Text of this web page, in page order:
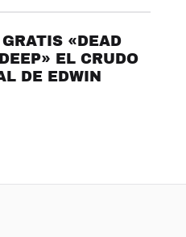
GRATIS «DEAD
EL CRUDO
DE EDWIN